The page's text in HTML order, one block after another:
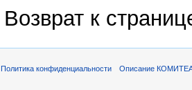
Возврат к
Политика конфиденциальности Описание